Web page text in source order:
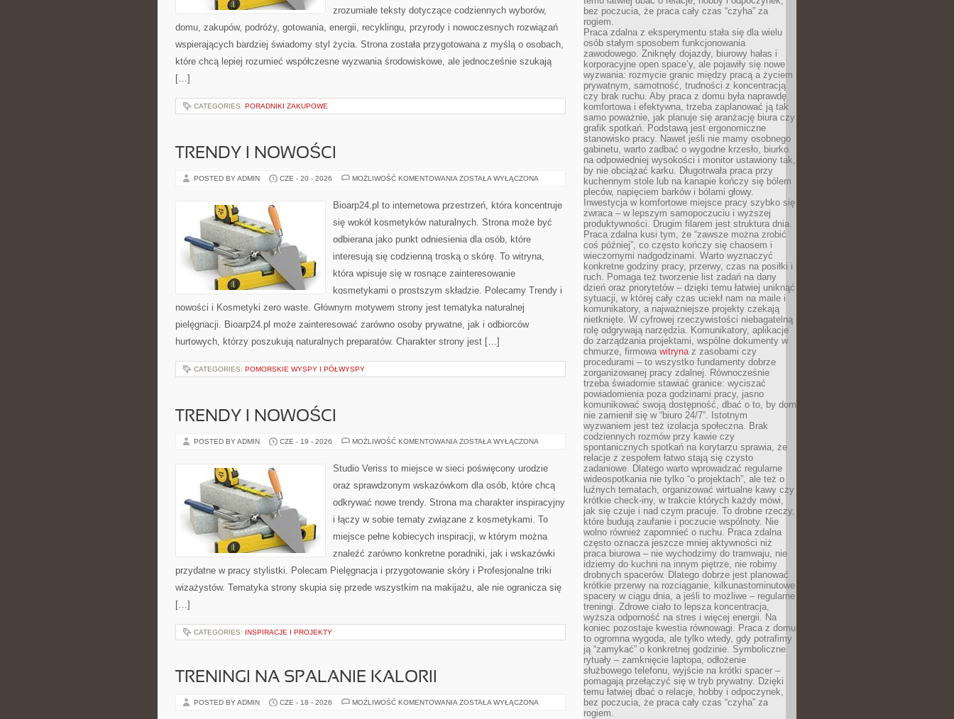
zrozumiałe teksty dotyczące codziennych wyborów,
domu, zakupów, podróży, gotowania, energii, recyklingu, przyrody i nowoczesnych rozwiązań
wspierających bardziej świadomy styl życia. Strona została przygotowana z myślą o osobach,
które chcą lepiej rozumieć współczesne wyzwania środowiskowe, ale jednocześnie szukają
[…]
CATEGORIES: PORADNIKI ZAKUPOWE
TRENDY I NOWOŚCI
POSTED BY ADMIN CZE - 20 - 2026 MOŻLIWOŚĆ KOMENTOWANIA TRENDY
ZOSTAŁA WYŁĄCZONA
Bioarp24.pl to internetowa przestrzeń, która koncentruje
się wokół kosmetyków naturalnych. Strona może być
odbierana jako punkt odniesienia dla osób, które
interesują się codzienną troską o skórę. To witryna,
która wpisuje się w rosnące zainteresowanie
kosmetykami o prostszym składzie. Polecamy Trendy i
nowości i Kosmetyki zero waste. Głównym motywem strony jest tematyka naturalnej
pielęgnacji. Bioarp24.pl może zainteresować zarówno osoby prywatne, jak i odbiorców
hurtowych, którzy poszukują naturalnych preparatów. Charakter strony jest […]
CATEGORIES: POMORSKIE WYSPY I PÓŁWYSPY
TRENDY I NOWOŚCI
POSTED BY ADMIN CZE - 19 - 2026 MOŻLIWOŚĆ KOMENTOWANIA TRENDY
ZOSTAŁA WYŁĄCZONA
Studio Veriss to miejsce w sieci poświęcony urodzie
oraz sprawdzonym wskazówkom dla osób, które chcą
odkrywać nowe trendy. Strona ma charakter inspiracyjny
i łączy w sobie tematy związane z kosmetykami. To
miejsce pełne kobiecych inspiracji, w którym można
znaleźć zarówno konkretne poradniki, jak i wskazówki
przydatne w pracy stylistki. Polecam Pielęgnacja i przygotowanie skóry i Profesjonalne triki
wizażystów. Tematyka strony skupia się przede wszystkim na makijażu, ale nie ogranicza się
[…]
CATEGORIES: INSPIRACJE I PROJEKTY
TRENINGI NA SPALANIE KALORII
POSTED BY ADMIN CZE - 18 - 2026 MOŻLIWOŚĆ KOMENTOWANIA TRENINGI
ZOSTAŁA WYŁĄCZONA
bez poczucia, że praca cały czas “czyha” za
rogiem.
Praca zdalna z eksperymentu stała się dla wielu
osób stałym sposobem funkcjonowania
zawodowego. Zniknęły dojazdy, biurowy hałas i
korporacyjne open space’y, ale pojawiły się nowe
wyzwania: rozmycie granic między pracą a życiem
prywatnym, samotność, trudności z koncentracją
czy brak ruchu. Aby praca z domu była naprawdę
komfortowa i efektywna, trzeba zaplanować ją tak
samo poważnie, jak planuje się aranżację biura czy
grafik spotkań. Podstawą jest ergonomiczne
stanowisko pracy. Nawet jeśli nie mamy osobnego
gabinetu, warto zadbać o wygodne krzesło, biurko
na odpowiedniej wysokości i monitor ustawiony tak,
by nie obciążać karku. Długotrwała praca przy
kuchennym stole lub na kanapie kończy się bólem
pleców, napięciem barków i bólami głowy.
Inwestycja w komfortowe miejsce pracy szybko się
zwraca – w lepszym samopoczuciu i wyższej
produktywności. Drugim filarem jest struktura dnia.
Praca zdalna kusi tym, że “zawsze można zrobić
coś później”, co często kończy się chaosem i
wieczornymi nadgodzinami. Warto wyznaczyć
konkretne godziny pracy, przerwy, czas na posiłki i
ruch. Pomaga też tworzenie list zadań na dany
dzień oraz priorytetów – dzięki temu łatwiej uniknąć
sytuacji, w której cały czas uciekł nam na maile i
komunikatory, a najważniejsze projekty czekają
nietknięte. W cyfrowej rzeczywistości niebagatelną
rolę odgrywają narzędzia. Komunikatory, aplikacje
do zarządzania projektami, wspólne dokumenty w
chmurze, firmowa witrynaz zasobami czy
procedurami – to wszystko fundamenty dobrze
zorganizowanej pracy zdalnej. Równocześnie
trzeba świadomie stawiać granice: wyciszać
powiadomienia poza godzinami pracy, jasno
komunikować swoją dostępność, dbać o to, by dom
nie zamienił się w “biuro 24/7”. Istotnym
wyzwaniem jest też izolacja społeczna. Brak
codziennych rozmów przy kawie czy
spontanicznych spotkań na korytarzu sprawia, że
relacje z zespołem łatwo stają się czysto
zadaniowe. Dlatego warto wprowadzać regularne
wideospotkania nie tylko “o projektach”, ale też o
luźnych tematach, organizować wirtualne kawy czy
krótkie check-iny, w trakcie których każdy mówi,
jak się czuje i nad czym pracuje. To drobne rzeczy,
które budują zaufanie i poczucie wspólnoty. Nie
wolno również zapomnieć o ruchu. Praca zdalna
często oznacza jeszcze mniej aktywności niż
praca biurowa – nie wychodzimy do tramwaju, nie
idziemy do kuchni na innym piętrze, nie robimy
drobnych spacerów. Dlatego dobrze jest planować
krótkie przerwy na rozciąganie, kilkunastominutowe
spacery w ciągu dnia, a jeśli to możliwe – regularne
treningi. Zdrowe ciało to lepsza koncentracja,
wyższa odporność na stres i więcej energii. Na
koniec pozostaje kwestia równowagi. Praca z domu
to ogromna wygoda, ale tylko wtedy, gdy potrafimy
ją “zamykać” o konkretnej godzinie. Symboliczne
rytuały – zamknięcie laptopa, odłożenie
służbowego telefonu, wyjście na krótki spacer –
pomagają przełączyć się w tryb prywatny. Dzięki
temu łatwiej dbać o relacje, hobby i odpoczynek,
bez poczucia, że praca cały czas “czyha” za
rogiem.